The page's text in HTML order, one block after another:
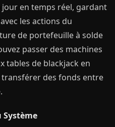
en temps réel, gardant
les actions du
de portefeuille à solde
passer des machines
tables de blackjack en
des fonds entre